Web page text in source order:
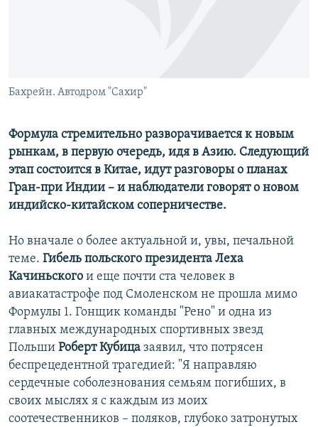
Все сайты РСЕ/РС
Бахрейн. Автодром "Сахир"
Формула стремительно разворачивается к новым
рынкам, в первую очередь, идя в Азию. Следующий
этап состоится в Китае, идут разговоры о планах
Гран-при Индии – и наблюдатели говорят о новом
индийско-китайском соперничестве.
Но вначале о более актуальной и, увы, печальной
теме. Гибель польского президента Леха
Качиньского и еще почти ста человек в
авиакатастрофе под Смоленском не прошла мимо
Формулы 1. Гонщик команды "Рено" и одна из
главных международных спортивных звезд
Польши Роберт Кубица заявил, что потрясен
беспрецедентной трагедией: "Я направляю
сердечные соболезнования семьям погибших, в
своих мыслях я с каждым из моих
соотечественников – поляков, глубоко затронутых